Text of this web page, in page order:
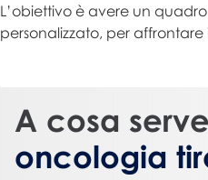
L’obiettivo è avere un
personalizzato, per
A cosa
oncologia